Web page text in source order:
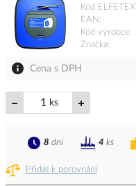
Kód ELFETEX
EAN
Kód výrobce
Značka
Cena s DPH
ks
Přidat k porovnání
8 dní 4 ks